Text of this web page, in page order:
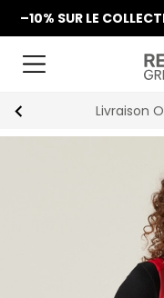
–10% SUR LE
La